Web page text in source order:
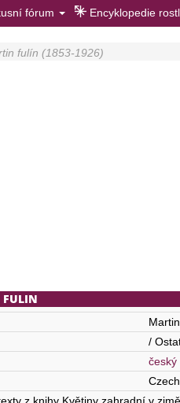
fórum Encyklopedie
fulín (1853-1926)
FULIN
/
český